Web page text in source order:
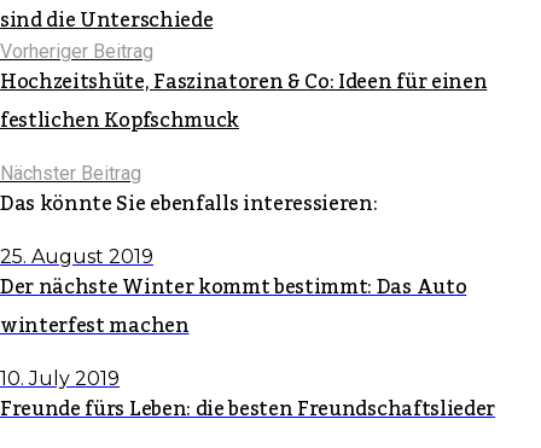
sind die Unterschiede
Vorheriger Beitrag
Hochzeitshüte, Faszinatoren & Co: Ideen für einen
festlichen Kopfschmuck
Nächster Beitrag
Das könnte Sie ebenfalls interessieren:
25. August 2019
Der nächste Winter kommt bestimmt: Das Auto
winterfest machen
10. July 2019
Freunde fürs Leben: die besten Freundschaftslieder